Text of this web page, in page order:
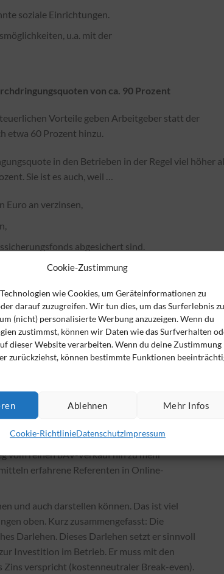
Cookie-Zustimmung
wie Cookies, um Geräteinformationen zu
darauf zuzugreifen. Wir tun dies, um das Surferlebnis zu
(nicht) personalisierte Werbung anzuzeigen. Wenn du
zustimmst, können wir Daten wie das Surfverhalten
dieser Website verarbeiten. Wenn du deine Zustimmung
zurückziehst, können bestimmte Funktionen
Ablehnen Mehr Infos
Cookie-RichtlinieDatenschutzImpressum
soziale Einrichtungen.
u.a. mit der
von ca. 90 Prozent
Vorteile geben Arbeitgeber statt der
etwa 60 Prozent hinzu.
in den Betrieben in der Regel viel höher
Sie ist es auch, weil …
Euro an verzinsen,
abgesichert sind.
bAV-Durchführungsweg zu wechseln.
Partner bei der rechtlichen und steuerlichen
sollte diese Punkte verinnerlichen bzw.
vom reinen bAV-Verkauf hin zu mehr
erfahrene Referenten in Online-
und auch darstellen können. Das ist viel
oben. Kurz zusammengefasst: Die
Darlehen. Dieses Darlehen setzt er sinnvoll
Investition im Betrieb. Er muss mit den
Zins verspricht (kostenneutraler Break-even).